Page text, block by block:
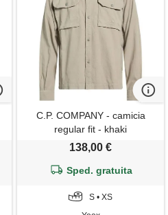
C.P. COMPANY - camicia
regular fit - khaki
138,00 €
Sped. gratuita
S • XS